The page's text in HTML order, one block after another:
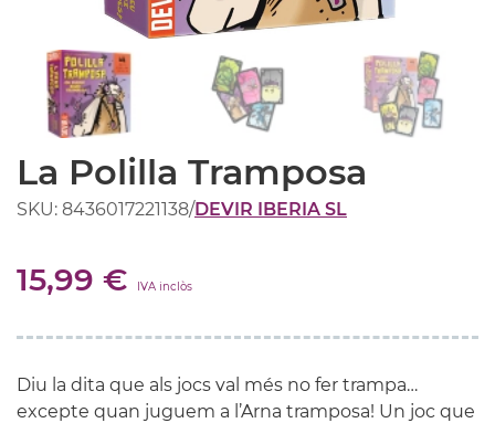
La Polilla Tramposa
SKU: 8436017221138/DEVIR IBERIA SL
15,99 € IVA inclòs
Diu la dita que als jocs val més no fer trampa…
excepte quan juguem a l’Arna tramposa! Un joc que